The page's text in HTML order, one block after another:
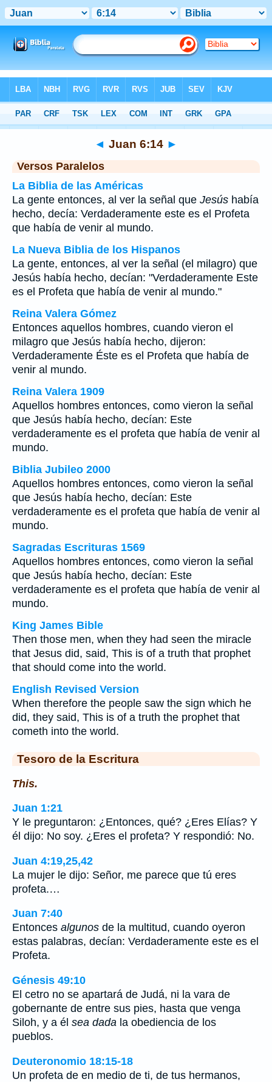
>Juan> Capítulo 6 > Verso 14
◄ Juan 6:14 ►
Versos Paralelos
La Biblia de las Américas
La gente entonces, al ver la señal que Jesús había
hecho, decía: Verdaderamente este es el Profeta
que había de venir al mundo.
La Nueva Biblia de los Hispanos
La gente, entonces, al ver la señal (el milagro) que
Jesús había hecho, decían: "Verdaderamente Este
es el Profeta que había de venir al mundo."
Reina Valera Gómez
Entonces aquellos hombres, cuando vieron el
milagro que Jesús había hecho, dijeron:
Verdaderamente Éste es el Profeta que había de
venir al mundo.
Reina Valera 1909
Aquellos hombres entonces, como vieron la señal
que Jesús había hecho, decían: Este
verdaderamente es el profeta que había de venir al
mundo.
Biblia Jubileo 2000
Aquellos hombres entonces, como vieron la señal
que Jesús había hecho, decían: Este
verdaderamente es el profeta que había de venir al
mundo.
Sagradas Escrituras 1569
Aquellos hombres entonces, como vieron la señal
que Jesús había hecho, decían: Este
verdaderamente es el profeta que había de venir al
mundo.
King James Bible
Then those men, when they had seen the miracle
that Jesus did, said, This is of a truth that prophet
that should come into the world.
English Revised Version
When therefore the people saw the sign which he
did, they said, This is of a truth the prophet that
cometh into the world.
Tesoro de la Escritura
This.
Juan 1:21
Y le preguntaron: ¿Entonces, qué? ¿Eres Elías? Y
él dijo: No soy. ¿Eres el profeta? Y respondió: No.
Juan 4:19,25,42
La mujer le dijo: Señor, me parece que tú eres
profeta.…
Juan 7:40
Entonces algunos de la multitud, cuando oyeron
estas palabras, decían: Verdaderamente este es el
Profeta.
Génesis 49:10
El cetro no se apartará de Judá, ni la vara de
gobernante de entre sus pies, hasta que venga
Siloh, y a él sea dada la obediencia de los
pueblos.
Deuteronomio 18:15-18
Un profeta de en medio de ti, de tus hermanos,